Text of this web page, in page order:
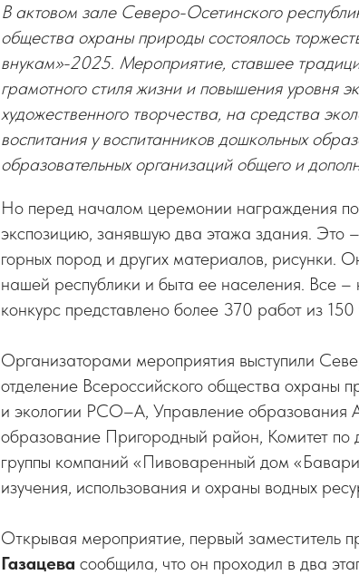
В актовом зале Северо-Осетинского
общества охраны природы состоялось
внукам»-2025. Мероприятие, ставшее
грамотного стиля жизни и повышения уровня
художественного творчества, на средства
воспитания у воспитанников дошкольных
образовательных организаций общего и
Но перед началом церемонии награждения
экспозицию, занявшую два этажа здания. Это
горных пород и других материалов, рисунки.
нашей республики и быта ее населения. Все
конкурс представлено более 370 работ из
Организаторами мероприятия выступили
отделение Всероссийского общества охраны
и экологии РСО–А, Управление образования
образование Пригородный район, Комитет
группы компаний «Пивоваренный дом
изучения, использования и охраны водных
Открывая мероприятие, первый
Газацева сообщила, что он проходил в два